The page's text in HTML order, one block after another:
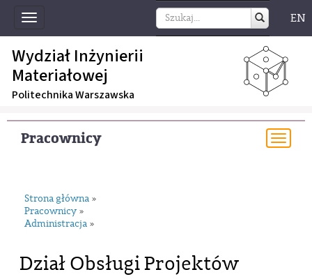
Toggle
navigation
EN
Wydział Inżynierii
Materiałowej
Politechnika Warszawska
Pracownicy
Strona główna »
Pracownicy »
Administracja »
Dział Obsługi Projektów